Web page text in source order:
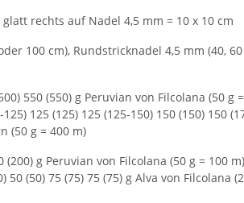
rechts auf Nadel 4,5 mm = 10 x 10 cm
100 cm), Rundstricknadel 4,5 mm (40,
550 (550) g Peruvian von Filcolana (50 g
125 (125) 125 (125-150) 150 (150) 150
(50 g = 400 m)
g Peruvian von Filcolana (50 g = 100
(50) 75 (75) 75 (75) g Alva von Filcolana